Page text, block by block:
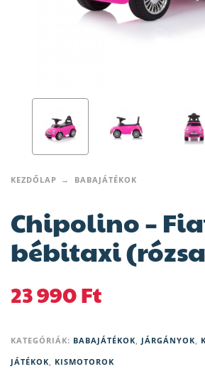
KEZDŐLAP BABAJÁTÉKOK
Chipolino –
bébitaxi
23 990Ft
KATEGÓRIÁK: BABAJÁTÉKOK, JÁRGÁNYOK,
JÁTÉKOK, KISMOTOROK